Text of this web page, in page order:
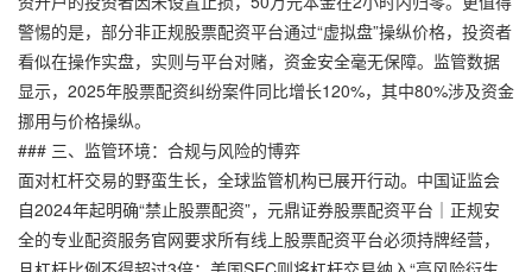
警惕的是，部分非正规股票配资平台通过“虚拟盘”操纵价格，投资者
看似在操作实盘，实则与平台对赌，资金安全毫无保障。监管数据
显示，2025年股票配资纠纷案件同比增长120%，其中80%涉及资金
挪用与价格操纵。
### 三、监管环境：合规与风险的博弈
面对杠杆交易的野蛮生长，全球监管机构已展开行动。中国证监会
自2024年起明确“禁止股票配资”， 元鼎证券股票配资平台｜正规安
全的专业配资服务官网要求所有线上股票配资平台必须持牌经营，